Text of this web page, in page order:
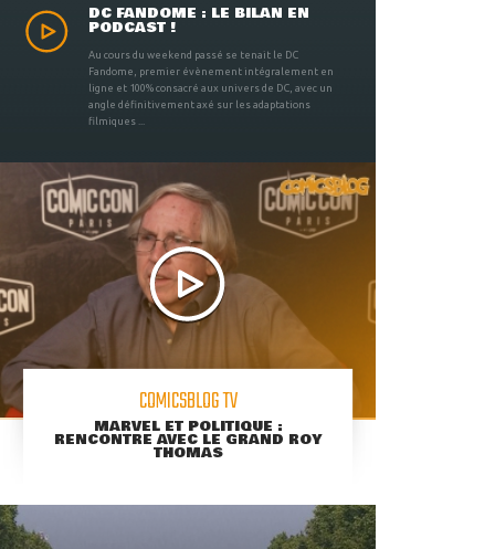
DC FANDOME : LE BILAN EN
PODCAST !
Au cours du weekend passé se tenait le DC
Fandome, premier évènement intégralement en
ligne et 100% consacré aux univers de DC, avec un
angle définitivement axé sur les adaptations
filmiques ...
COMICSBLOG TV
MARVEL ET POLITIQUE :
RENCONTRE AVEC LE GRAND ROY
THOMAS